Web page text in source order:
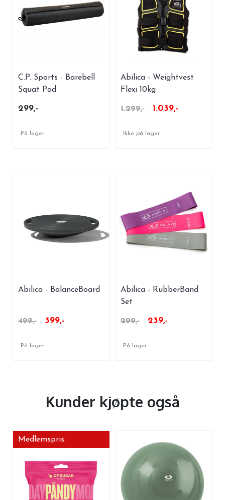
C.P. Sports - Barebell
Squat Pad
299,-
På lager
Abilica - Weightvest
Flexi 10kg
1.299,- 1.039,-
Ikke på lager
Abilica - BalanceBoard
499,- 399,-
På lager
Abilica - RubberBand
Set
299,- 239,-
På lager
Kunder kjøpte også
Medlemspris: